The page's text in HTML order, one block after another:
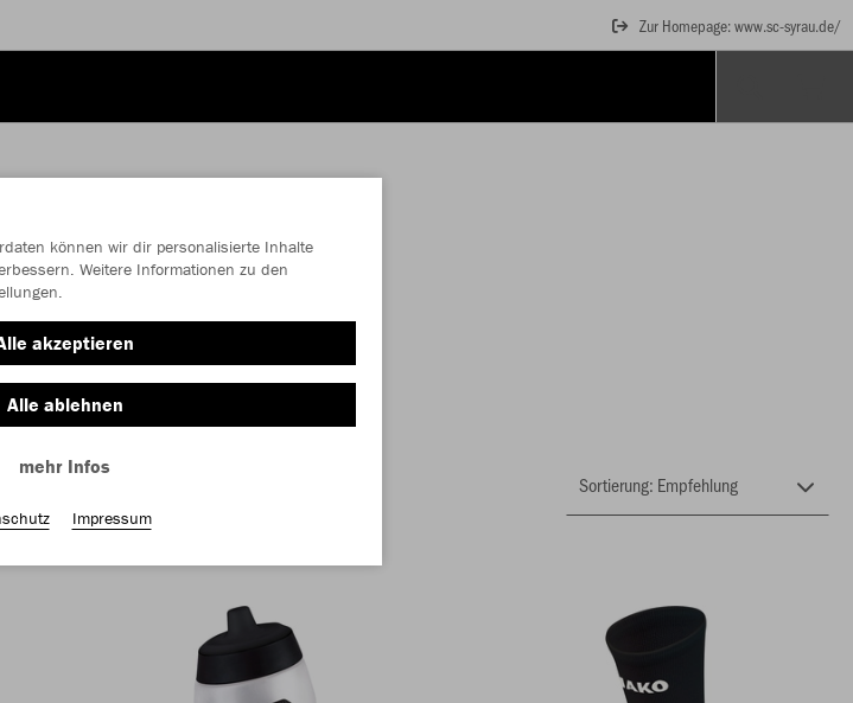
Zur Homepage: www.sc-syrau.de/
können wir dir personalisierte Inhalte
Weitere Informationen zu den
akzeptieren
Alle ablehnen
mehr Infos
Impressum